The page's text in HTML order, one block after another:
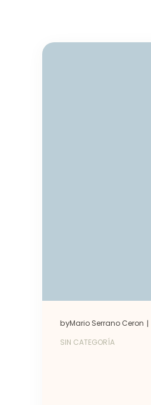
byMario Serrano Ceron |
SIN CATEGORÍA